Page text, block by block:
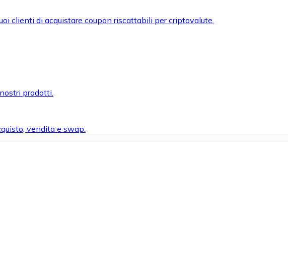
clienti di acquistare coupon riscattabili per criptovalute.
prodotti.
vendita e swap.